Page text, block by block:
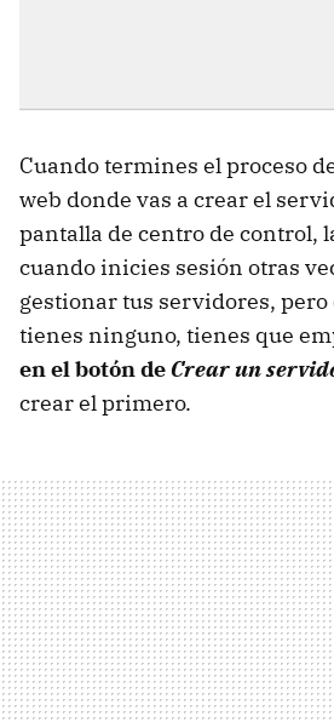
Cuando termines el proceso
web donde vas a crear el
pantalla de centro de control,
cuando inicies sesión otras
gestionar tus servidores, pero
tienes ninguno, tienes que
en el botón deCrear un
crear el primero.